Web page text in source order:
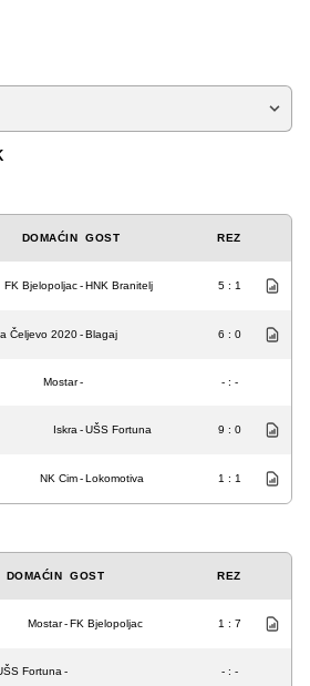
DOMAĆIN GOST REZ
FK Bjelopoljac-HNK Branitelj 5 : 1
Čeljevo 2020-Blagaj 6 : 0
Mostar- - : -
Iskra -UŠS Fortuna 9 : 0
NK Cim-Lokomotiva 1 : 1
DOMAĆIN GOST REZ
Mostar-FK Bjelopoljac 1 : 7
Fortuna - - : -